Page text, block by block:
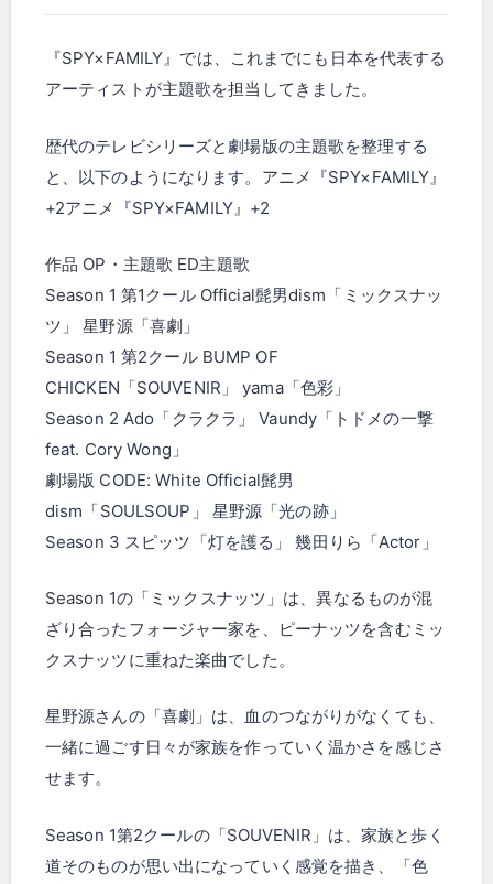
『SPY×FAMILY』では、これまでにも日本を代表する
アーティストが主題歌を担当してきました。
歴代のテレビシリーズと劇場版の主題歌を整理する
と、以下のようになります。アニメ『SPY×FAMILY』
+2アニメ『SPY×FAMILY』+2
作品 OP・主題歌 ED主題歌
Season 1 第1クール Official髭男dism「ミックスナッ
ツ」 星野源「喜劇」
Season 1 第2クール BUMP OF
CHICKEN「SOUVENIR」 yama「色彩」
Season 2 Ado「クラクラ」 Vaundy「トドメの一撃
feat. Cory Wong」
劇場版 CODE: White Official髭男
dism「SOULSOUP」 星野源「光の跡」
Season 3 スピッツ「灯を護る」 幾田りら「Actor」
Season 1の「ミックスナッツ」は、異なるものが混
ざり合ったフォージャー家を、ピーナッツを含むミッ
クスナッツに重ねた楽曲でした。
星野源さんの「喜劇」は、血のつながりがなくても、
一緒に過ごす日々が家族を作っていく温かさを感じさ
せます。
Season 1第2クールの「SOUVENIR」は、家族と歩く
道そのものが思い出になっていく感覚を描き、「色